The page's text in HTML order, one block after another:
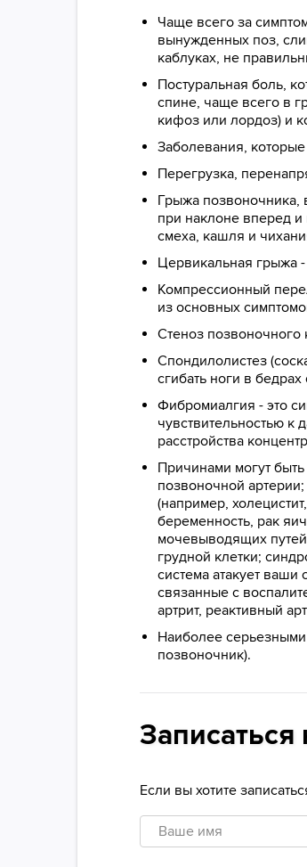
Чаще всего за
вынужденных поз,
каблуках, не
Постуральная боль,
спине, чаще всего в
кифоз или лордоз) и
Заболевания,
Перегрузка,
Грыжа позвоночника,
при наклоне вперед
смеха, кашля и
Цервикальная грыжа
Компрессионный
из основных
Стеноз позвоночного
Спондилолистез
сгибать ноги в
Фибромиалгия - это
чувствительностью к
расстройства
Причинами могут
позвоночной
(например,
беременность, рак
мочевыводящих
грудной клетки;
система атакует
связанные с
артрит, реактивный
Наиболее
позвоночник).
Записаться
Если вы хотите
Ваше
имя